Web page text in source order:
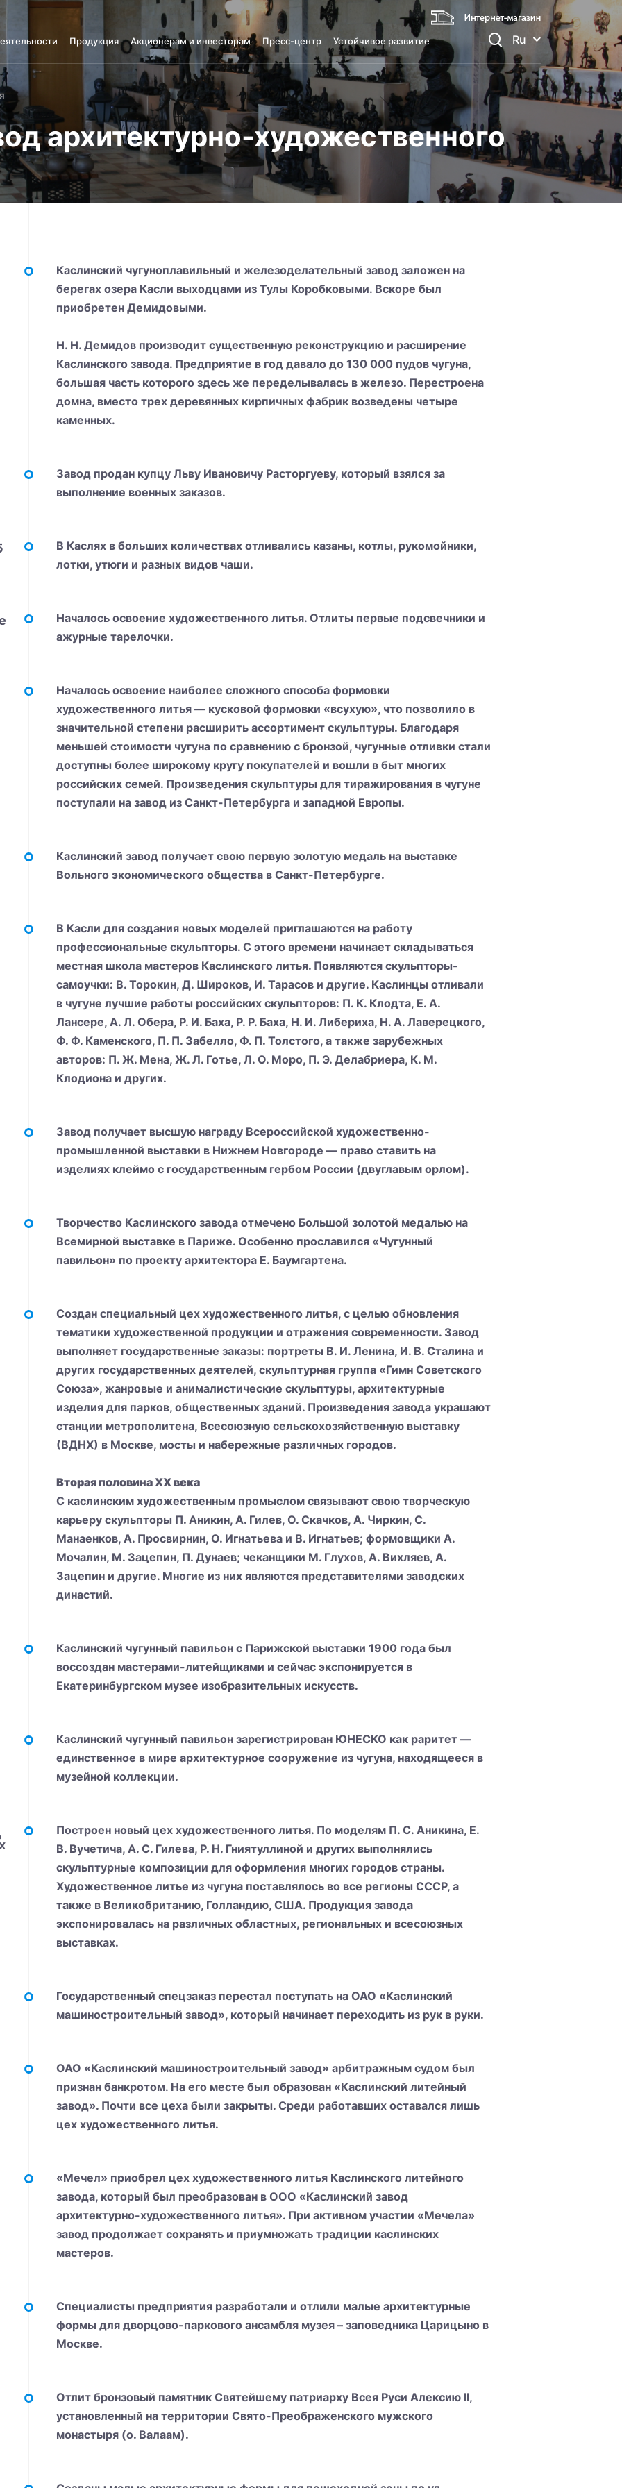
Продукция Акционерам и инвесторам Пресс-центр Устойчивое развитие Ru
архитектурно-художественного
Каслинский чугуноплавильный и железоделательный завод заложен на
берегах озера Касли выходцами из Тулы Коробковыми. Вскоре был
приобретен Демидовыми.
Н. Н. Демидов производит существенную реконструкцию и расширение
Каслинского завода. Предприятие в год давало до 130 000 пудов чугуна,
большая часть которого здесь же переделывалась в железо. Перестроена
домна, вместо трех деревянных кирпичных фабрик возведены четыре
каменных.
Завод продан купцу Льву Ивановичу Расторгуеву, который взялся за
выполнение военных заказов.
В Каслях в больших количествах отливались казаны, котлы, рукомойники,
лотки, утюги и разных видов чаши.
Началось освоение художественного литья. Отлиты первые подсвечники и
ажурные тарелочки.
Началось освоение наиболее сложного способа формовки
художественного литья — кусковой формовки «всухую», что позволило в
значительной степени расширить ассортимент скульптуры. Благодаря
меньшей стоимости чугуна по сравнению с бронзой, чугунные отливки стали
доступны более широкому кругу покупателей и вошли в быт многих
российских семей. Произведения скульптуры для тиражирования в чугуне
поступали на завод из Санкт-Петербурга и западной Европы.
Каслинский завод получает свою первую золотую медаль на выставке
Вольного экономического общества в Санкт-Петербурге.
В Касли для создания новых моделей приглашаются на работу
профессиональные скульпторы. С этого времени начинает складываться
местная школа мастеров Каслинского литья. Появляются скульпторы-
самоучки: В. Торокин, Д. Широков, И. Тарасов и другие. Каслинцы отливали
в чугуне лучшие работы российских скульпторов: П. К. Клодта, Е. А.
Лансере, А. Л. Обера, Р. И. Баха, P. P. Баха, Н. И. Либериха, Н. А. Лаверецкого,
Ф. Ф. Каменского, П. П. Забелло, Ф. П. Толстого, а также зарубежных
авторов: П. Ж. Мена, Ж. Л. Готье, Л. О. Моро, П. Э. Делабриера, К. М.
Клодиона и других.
Завод получает высшую награду Всероссийской художественно-
промышленной выставки в Нижнем Новгороде — право ставить на
изделиях клеймо с государственным гербом России (двуглавым орлом).
Творчество Каслинского завода отмечено Большой золотой медалью на
Всемирной выставке в Париже. Особенно прославился «Чугунный
павильон» по проекту архитектора Е. Баумгартена.
Создан специальный цех художественного литья, с целью обновления
тематики художественной продукции и отражения современности. Завод
выполняет государственные заказы: портреты В. И. Ленина, И. В. Сталина и
других государственных деятелей, скульптурная группа «Гимн Советского
Союза», жанровые и анималистические скульптуры, архитектурные
изделия для парков, общественных зданий. Произведения завода украшают
станции метрополитена, Всесоюзную сельскохозяйственную выставку
(ВДНХ) в Москве, мосты и набережные различных городов.
Вторая половина XX века
С каслинским художественным промыслом связывают свою творческую
карьеру скульпторы П. Аникин, А. Гилев, О. Скачков, А. Чиркин, С.
Манаенков, А. Просвирнин, О. Игнатьева и В. Игнатьев; формовщики А.
Мочалин, М. Зацепин, П. Дунаев; чеканщики М. Глухов, А. Вихляев, А.
Зацепин и другие. Многие из них являются представителями заводских
династий.
Каслинский чугунный павильон с Парижской выставки 1900 года был
воссоздан мастерами-литейщиками и сейчас экспонируется в
Екатеринбургском музее изобразительных искусств.
Каслинский чугунный павильон зарегистрирован ЮНЕСКО как раритет —
единственное в мире архитектурное сооружение из чугуна, находящееся в
музейной коллекции.
Построен новый цех художественного литья. По моделям П. С. Аникина, Е.
В. Вучетича, А. С. Гилева, Р. Н. Гниятуллиной и других выполнялись
скульптурные композиции для оформления многих городов страны.
Художественное литье из чугуна поставлялось во все регионы СССР, а
также в Великобританию, Голландию, США. Продукция завода
экспонировалась на различных областных, региональных и всесоюзных
выставках.
Государственный спецзаказ перестал поступать на ОАО «Каслинский
машиностроительный завод», который начинает переходить из рук в руки.
ОАО «Каслинский машиностроительный завод» арбитражным судом был
признан банкротом. На его месте был образован «Каслинский литейный
завод». Почти все цеха были закрыты. Среди работавших оставался лишь
цех художественного литья.
«Мечел» приобрел цех художественного литья Каслинского литейного
завода, который был преобразован в ООО «Каслинский завод
архитектурно-художественного литья». При активном участии «Мечела»
завод продолжает сохранять и приумножать традиции каслинских
мастеров.
Специалисты предприятия разработали и отлили малые архитектурные
формы для дворцово-паркового ансамбля музея – заповедника Царицыно в
Москве.
Отлит бронзовый памятник Святейшему патриарху Всея Руси Алексию II,
установленный на территории Свято-Преображенского мужского
монастыря (о. Валаам).